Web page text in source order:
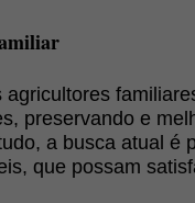
preservando e
a busca atual é
que possam